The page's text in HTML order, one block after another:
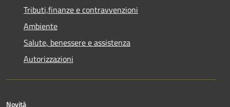
Tributi,finanze e contravvenzioni
Ambiente
Salute, benessere e assistenza
Autorizzazioni
Novità